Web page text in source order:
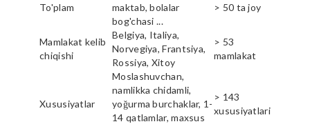
To'plam
maktab, bolalar
bog'chasi ...
> 50 ta joy
Mamlakat kelib
chiqishi
Belgiya, Italiya,
Norvegiya, Frantsiya,
Rossiya, Xitoy
> 53
mamlakat
Xususiyatlar
Moslashuvchan,
namlikka chidamli,
yoğurma burchaklar, 1-
14 qatlamlar, maxsus
> 143
xususiyatlari